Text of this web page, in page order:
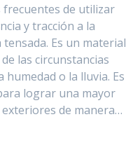
de utilizar
y tracción a la
Es un material
las circunstancias
o la lluvia. Es
lograr una mayor
de manera…